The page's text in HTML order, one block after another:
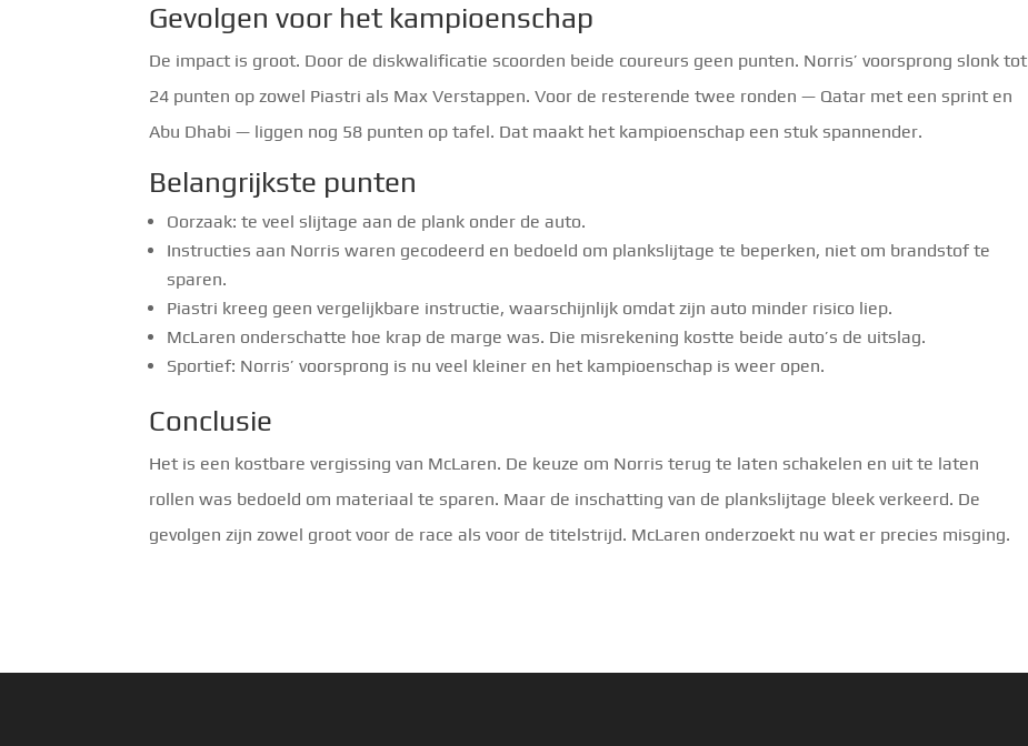
Gevolgen voor het kampioenschap
De impact is groot. Door de diskwalificatie scoorden beide coureurs geen punten. Norris’ voorsprong slonk tot
24 punten op zowel Piastri als Max Verstappen. Voor de resterende twee ronden — Qatar met een sprint en
Abu Dhabi — liggen nog 58 punten op tafel. Dat maakt het kampioenschap een stuk spannender.
Belangrijkste punten
Oorzaak: te veel slijtage aan de plank onder de auto.
Instructies aan Norris waren gecodeerd en bedoeld om plankslijtage te beperken, niet om brandstof te
sparen.
Piastri kreeg geen vergelijkbare instructie, waarschijnlijk omdat zijn auto minder risico liep.
McLaren onderschatte hoe krap de marge was. Die misrekening kostte beide auto’s de uitslag.
Sportief: Norris’ voorsprong is nu veel kleiner en het kampioenschap is weer open.
Conclusie
Het is een kostbare vergissing van McLaren. De keuze om Norris terug te laten schakelen en uit te laten
rollen was bedoeld om materiaal te sparen. Maar de inschatting van de plankslijtage bleek verkeerd. De
gevolgen zijn zowel groot voor de race als voor de titelstrijd. McLaren onderzoekt nu wat er precies misging.